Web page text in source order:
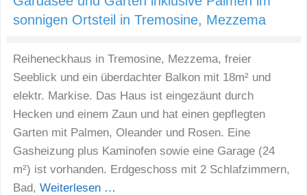
sonnigen Ortsteil in Tremosine, Mezzema
Reiheneckhaus in Tremosine, Mezzema, freier
Seeblick und ein überdachter Balkon mit 18m² und
elektr. Markise. Das Haus ist eingezäunt durch
Hecken und einem Zaun und hat einen gepflegten
Garten mit Palmen, Oleander und Rosen. Eine
Gasheizung plus Kaminofen sowie eine Garage (24
m²) ist vorhanden. Erdgeschoss mit 2 Schlafzimmern,
Bad, Weiterlesen …